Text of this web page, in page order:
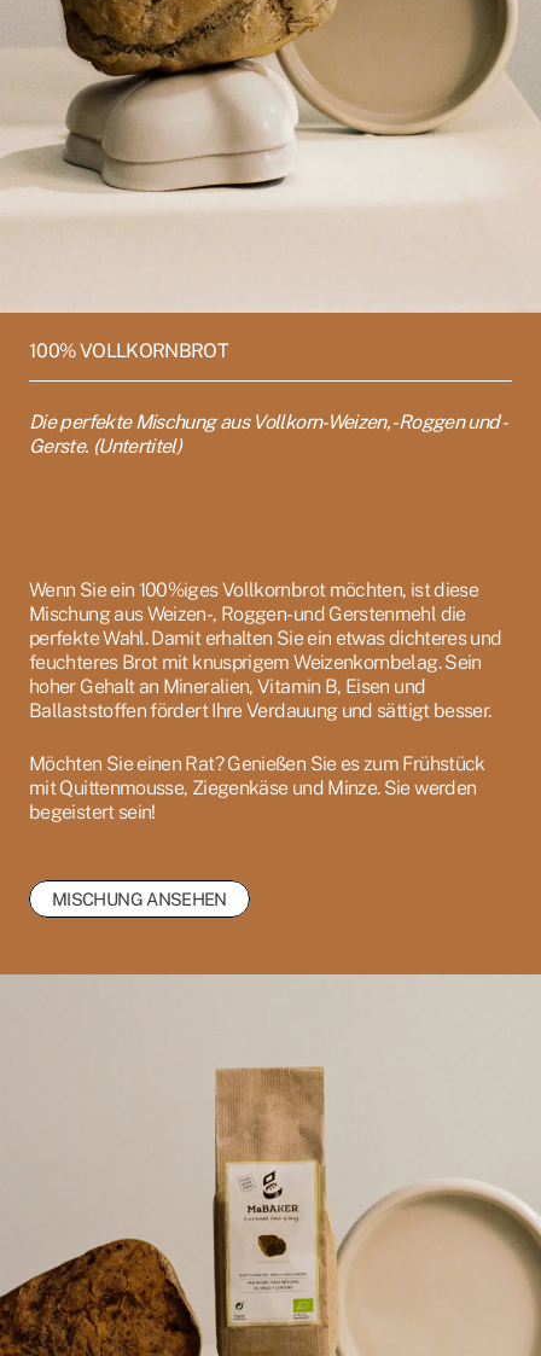
100% VOLLKORNBROT
Die perfekte Mischung aus Vollkorn-Weizen, -Roggen und -
Gerste. (Untertitel)
Wenn Sie ein 100%iges Vollkornbrot möchten, ist diese
Mischung aus Weizen-, Roggen- und Gerstenmehl die
perfekte Wahl. Damit erhalten Sie ein etwas dichteres und
feuchteres Brot mit knusprigem Weizenkornbelag. Sein
hoher Gehalt an Mineralien, Vitamin B, Eisen und
Ballaststoffen fördert Ihre Verdauung und sättigt besser.
Möchten Sie einen Rat? Genießen Sie es zum Frühstück
mit Quittenmousse, Ziegenkäse und Minze. Sie werden
begeistert sein!
MISCHUNG ANSEHEN